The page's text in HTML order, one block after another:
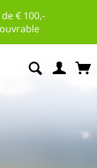
€ 100,-